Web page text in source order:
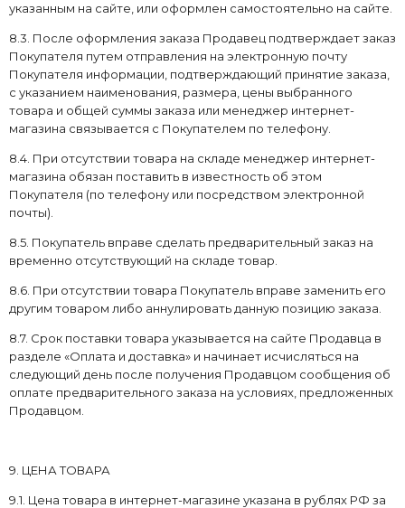
указанным на сайте, или оформлен самостоятельно на сайте.
8.3. После оформления заказа Продавец подтверждает заказ
Покупателя путем отправления на электронную почту
Покупателя информации, подтверждающий принятие заказа,
с указанием наименования, размера, цены выбранного
товара и общей суммы заказа или менеджер интернет-
магазина связывается с Покупателем по телефону.
8.4. При отсутствии товара на складе менеджер интернет-
магазина обязан поставить в известность об этом
Покупателя (по телефону или посредством электронной
почты).
8.5. Покупатель вправе сделать предварительный заказ на
временно отсутствующий на складе товар.
8.6. При отсутствии товара Покупатель вправе заменить его
другим товаром либо аннулировать данную позицию заказа.
8.7. Срок поставки товара указывается на сайте Продавца в
разделе «Оплата и доставка» и начинает исчисляться на
следующий день после получения Продавцом сообщения об
оплате предварительного заказа на условиях, предложенных
Продавцом.
9. ЦЕНА ТОВАРА
9.1. Цена товара в интернет-магазине указана в рублях РФ за